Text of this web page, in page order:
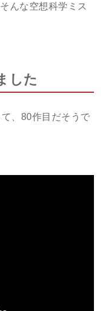
んな空想科学ミス
した
、80作目だそうで